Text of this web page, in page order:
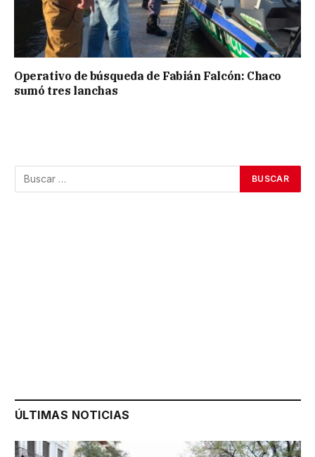
Operativo de búsqueda de Fabián Falcón: Chaco
sumó tres lanchas
ÚLTIMAS NOTICIAS